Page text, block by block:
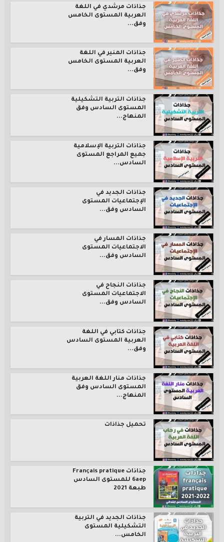
جذاذات مرشدي في اللغة
العربية المستوى الخامس
وفق...
جذاذات المنير في اللغة
العربية المستوى الخامس
وفق...
جذاذات التربية التشكيلية
المستوى السادس وفق
المنهاج...
جذاذات التربية الإسلامية
جميع المراجع المستوى
السادس...
جذاذات الجديد في
الإجتماعيات المستوى
السادس وفق...
جذاذات المسار في
الاجتماعيات المستوى
السادس وفق...
جذاذات النجاح في
الاجتماعيات المستوى
السادس وفق...
جذاذات كتابي في اللغة
العربية المستوى السادس
وفق...
جذاذات منار اللغة العربية
المستوى السادس وفق
المنهاج...
تحميل جذاذات
جذاذات Français pratique
6aep للمستوى السادس
طبعة 2021
جذاذات الجديد في التربية
التشكيلية المستوى
الخامس...